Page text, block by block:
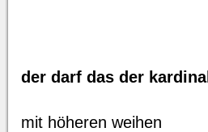
der darf das der kardinal
mit höheren weihen